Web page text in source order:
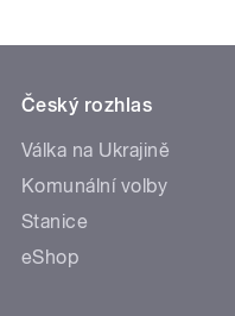
Český rozhlas
Válka na Ukrajině
Komunální volby
Stanice
eShop